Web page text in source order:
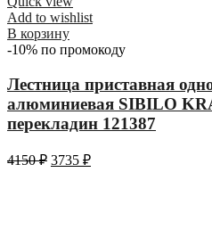
Add to wishlist
В корзину
-10% по промокоду
Лестница приставная
алюминиевая SIBILO
перекладин 121387
4150₽ 3735 ₽